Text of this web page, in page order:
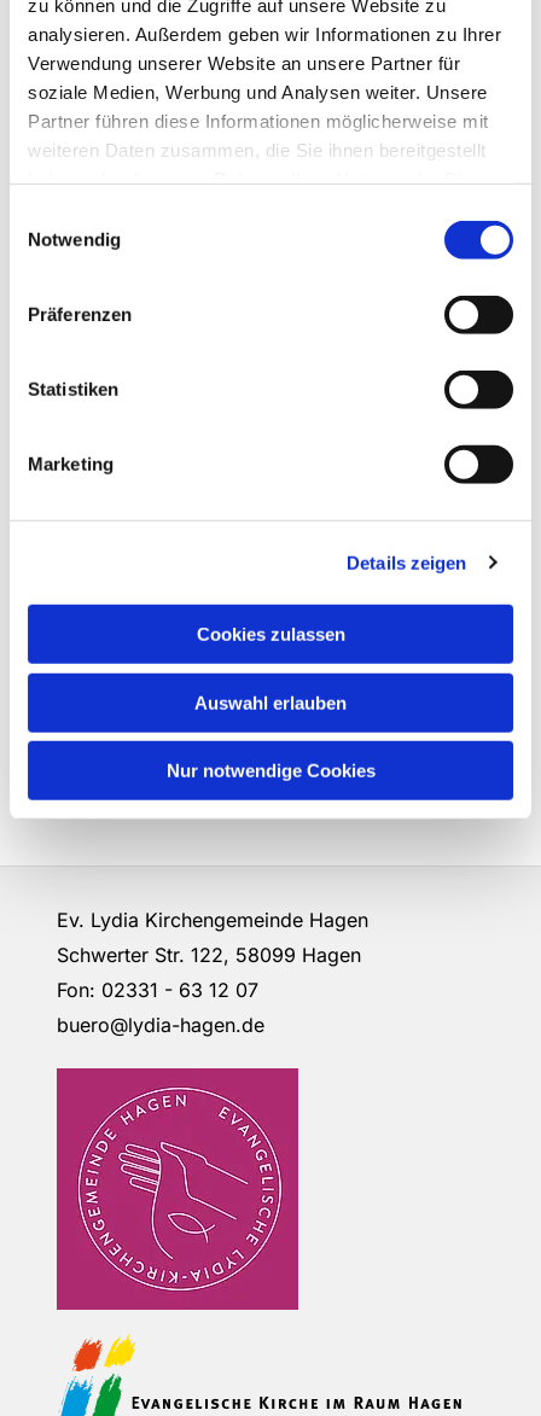
zu können und die Zugriffe auf unsere Website zu
analysieren. Außerdem geben wir Informationen zu Ihrer
Verwendung unserer Website an unsere Partner für
soziale Medien, Werbung und Analysen weiter. Unsere
Partner führen diese Informationen möglicherweise mit
weiteren Daten zusammen, die Sie ihnen bereitgestellt
Notwendig
Präferenzen
Statistiken
Marketing
Details zeigen
Cookies zulassen
Auswahl erlauben
Nur notwendige Cookies
Dies könnte Sie auch
interessieren
Ev. Lydia Kirchengemeinde Hagen
Schwerter Str. 122, 58099 Hagen
Fon: 02331 - 63 12 07
buero@lydia-hagen.de